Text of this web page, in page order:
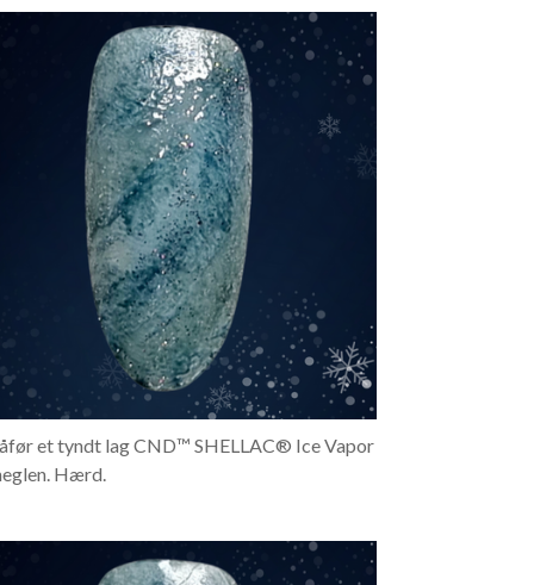
et tyndt lag CND™ SHELLAC® Ice Vapor
Hærd.